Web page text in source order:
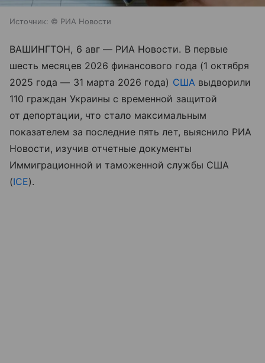
Источник: © РИА Новости
ВАШИНГТОН, 6 авг — РИА Новости. В первые
шесть месяцев 2026 финансового года (1 октября
2025 года — 31 марта 2026 года) СШАвыдворили
110 граждан Украины с временной защитой
от депортации, что стало максимальным
показателем за последние пять лет, выяснило РИА
Новости, изучив отчетные документы
Иммиграционной и таможенной службы США
(ICE).